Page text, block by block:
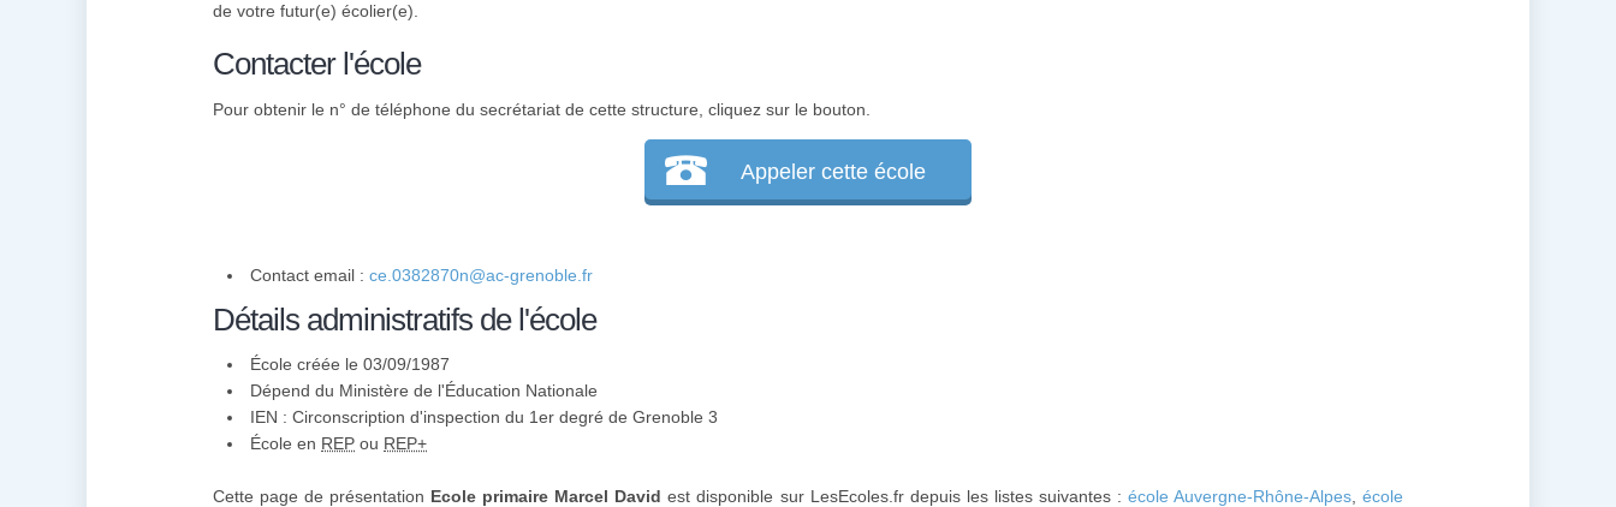
de votre futur(e) écolier(e).
Contacter l'école
Pour obtenir le n° de téléphone du secrétariat de cette structure, cliquez sur le bouton.
Appeler cette école
Contact email : ce.0382870n@ac-grenoble.fr
Détails administratifs de l'école
École créée le 03/09/1987
Dépend du Ministère de l'Éducation Nationale
IEN : Circonscription d'inspection du 1er degré de Grenoble 3
École en REP ou REP+
Cette page de présentation Ecole primaire Marcel David est disponible sur LesEcoles.fr depuis les listes suivantes : école Auvergne-Rhône-Alpes,école